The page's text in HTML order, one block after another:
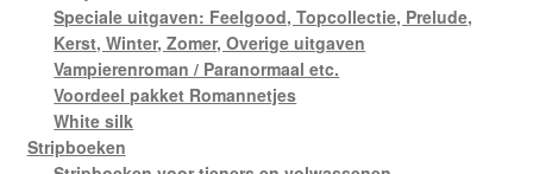
Speciale uitgaven: Feelgood, Topcollectie, Prelude,
Kerst, Winter, Zomer, Overige uitgaven
Vampierenroman / Paranormaal etc.
Voordeel pakket Romannetjes
White silk
Stripboeken